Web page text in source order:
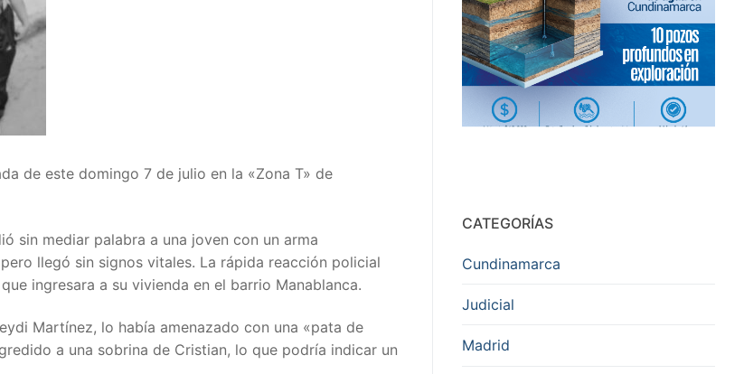
de este domingo 7 de julio en la «Zona T» de
sin mediar palabra a una joven con un arma
llegó sin signos vitales. La rápida reacción policial
ingresara a su vivienda en el barrio Manablanca.
Martínez, lo había amenazado con una «pata de
a una sobrina de Cristian, lo que podría indicar un
CATEGORÍAS
Cundinamarca
Judicial
Madrid